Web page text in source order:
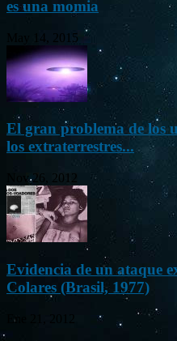
es una momia
May 14, 2015
El gran problema de los
los extraterrestres...
Nov 26, 2012
Evidencia de un ataque
Colares (Brasil, 1977)
Ene 21, 2012